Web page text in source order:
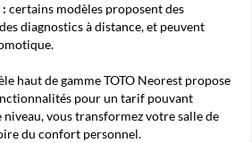
certains modèles proposent des
diagnostics à distance, et peuvent
haut de gammeTOTO Neorest propose
pour un tarif pouvant
niveau, vous transformez votre salle de
du confort personnel.